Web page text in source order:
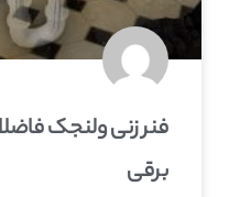
فنر زنی ولنجک
برقی